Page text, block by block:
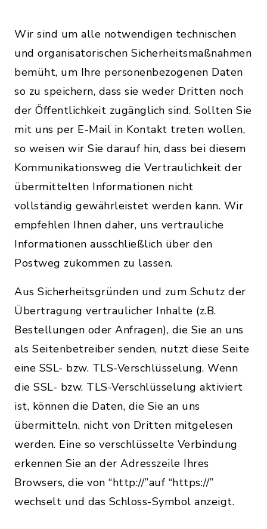
Wir sind um alle notwendigen technischen
und organisatorischen Sicherheitsmaßnahmen
bemüht, um Ihre personenbezogenen Daten
so zu speichern, dass sie weder Dritten noch
der Öffentlichkeit zugänglich sind. Sollten Sie
mit uns per E-Mail in Kontakt treten wollen,
so weisen wir Sie darauf hin, dass bei diesem
Kommunikationsweg die Vertraulichkeit der
übermittelten Informationen nicht
vollständig gewährleistet werden kann. Wir
empfehlen Ihnen daher, uns vertrauliche
Informationen ausschließlich über den
Postweg zukommen zu lassen.
Aus Sicherheitsgründen und zum Schutz der
Übertragung vertraulicher Inhalte (z.B.
Bestellungen oder Anfragen), die Sie an uns
als Seitenbetreiber senden, nutzt diese Seite
eine SSL- bzw. TLS-Verschlüsselung. Wenn
die SSL- bzw. TLS-Verschlüsselung aktiviert
ist, können die Daten, die Sie an uns
übermitteln, nicht von Dritten mitgelesen
werden. Eine so verschlüsselte Verbindung
erkennen Sie an der Adresszeile Ihres
Browsers, die von “http://”auf “https://”
wechselt und das Schloss-Symbol anzeigt.